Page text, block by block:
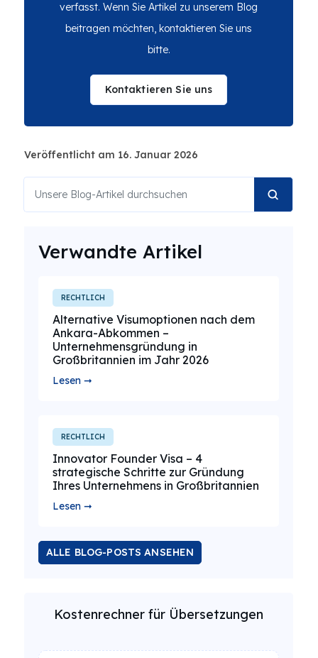
verfasst. Wenn Sie Artikel zu unserem Blog
beitragen möchten, kontaktieren Sie uns
bitte.
Kontaktieren Sie uns
Veröffentlicht am 16. Januar 2026
Verwandte Artikel
RECHTLICH
Alternative Visumoptionen nach dem
Ankara-Abkommen –
Unternehmensgründung in
Großbritannien im Jahr 2026
Lesen ➞
RECHTLICH
Innovator Founder Visa – 4
strategische Schritte zur Gründung
Ihres Unternehmens in Großbritannien
Lesen ➞
ALLE BLOG-POSTS ANSEHEN
Kostenrechner für Übersetzungen